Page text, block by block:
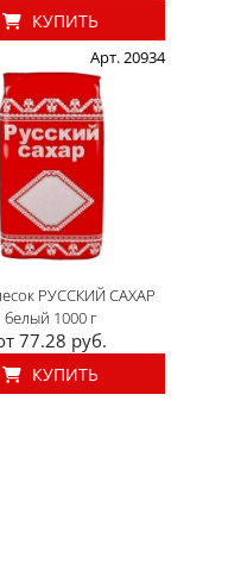
КУПИТЬ
Арт. 20934
РУССКИЙ САХАР
белый 1000 г
77.28 руб.
КУПИТЬ